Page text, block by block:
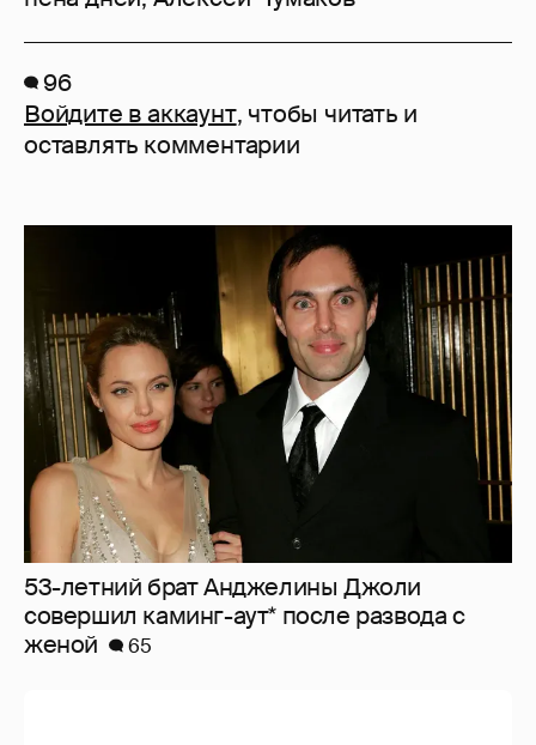
96
Войдите в аккаунт, чтобы читать и
оставлять комментарии
53-летний брат Анджелины Джоли
совершил каминг-аут* после развода с
женой
65